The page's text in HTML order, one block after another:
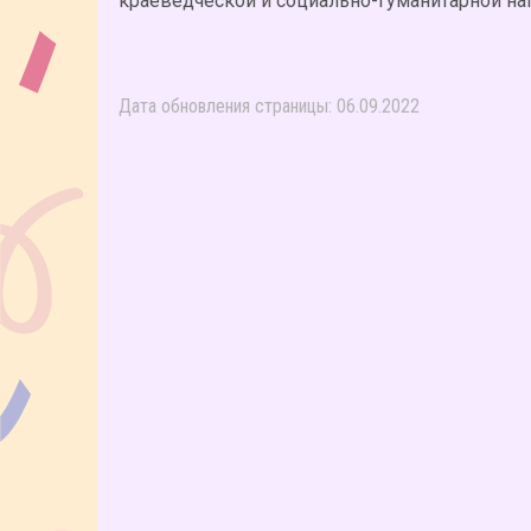
Дата обновления страницы: 06.09.2022